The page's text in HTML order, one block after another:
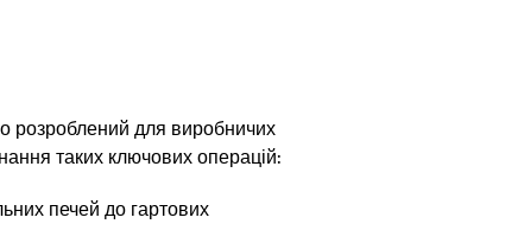
розроблений для виробничих
таких ключових операцій:
печей до гартових